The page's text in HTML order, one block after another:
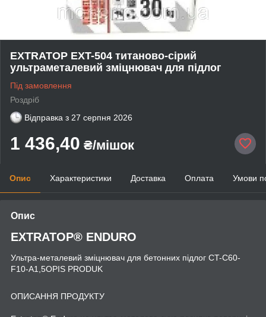
EXTRATOP EXT-504 титаново-сірий
ультраметалевий зміцнювач для підлог
Під замовлення
Роздріб
Відправка з 27 серпня 2026
1 436,40 ₴/мішок
Опис Характеристики Доставка Оплата Умови
Опис
EXTRATOP® ENDURO
Ультра-металевий зміцнювач для бетонних підлог CT-C60-
F10-A1,5OPIS PRODUK
ОПИСАННЯ ПРОДУКТУ